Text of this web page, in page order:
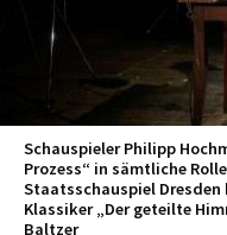
Schauspieler Philipp
Prozess“ in sämtliche
Staatsschauspiel
Klassiker „Der geteilte
Baltzer